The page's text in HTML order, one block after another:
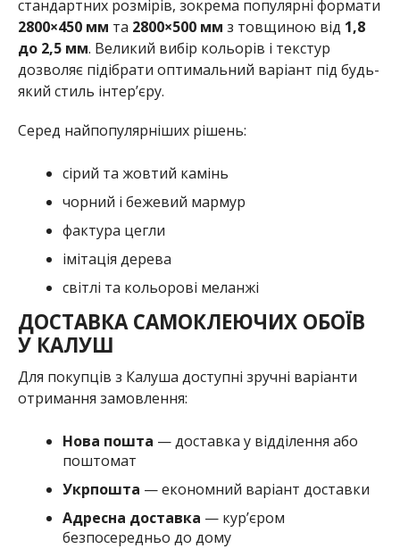
стандартних розмірів, зокрема популярні формати
2800×450 мм та 2800×500 мм з товщиною від 1,8
до 2,5 мм. Великий вибір кольорів і текстур
дозволяє підібрати оптимальний варіант під будь-
який стиль інтер’єру.
Серед найпопулярніших рішень:
сірий та жовтий камінь
чорний і бежевий мармур
фактура цегли
імітація дерева
світлі та кольорові меланжі
ДОСТАВКА САМОКЛЕЮЧИХ ОБОЇВ
У КАЛУШ
Для покупців з Калуша доступні зручні варіанти
отримання замовлення:
Нова пошта — доставка у відділення або
поштомат
Укрпошта — економний варіант доставки
Адресна доставка — кур’єром
безпосередньо до дому